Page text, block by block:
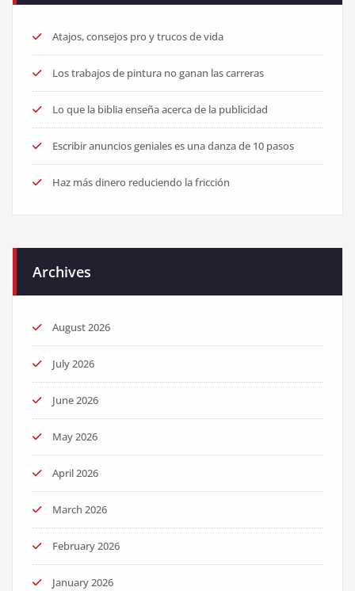
Atajos, consejos pro y trucos de vida
Los trabajos de pintura no ganan las carreras
Lo que la biblia enseña acerca de la publicidad
Escribir anuncios geniales es una danza de 10 pasos
Haz más dinero reduciendo la fricción
Archives
August 2026
July 2026
June 2026
May 2026
April 2026
March 2026
February 2026
January 2026